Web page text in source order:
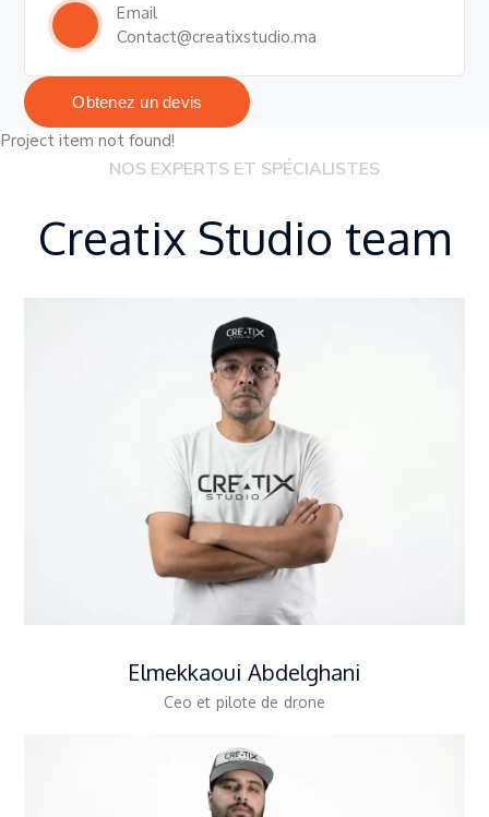
Email
Contact@creatixstudio.ma
Obtenez un devis
Project item not found!
NOS EXPERTS ET SPÉCIALISTES
Creatix Studio team
Elmekkaoui Abdelghani
Ceo et pilote de drone